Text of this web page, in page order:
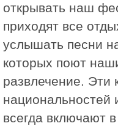
открывать наш
приходят все
услышать песни
которых поют
развлечение. Эти
всегда включают